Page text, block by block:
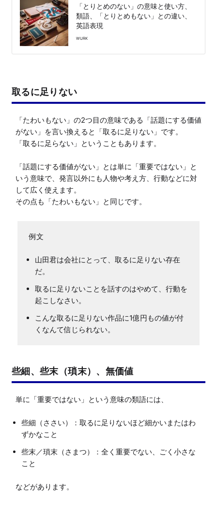
「とりとめのない」の意味と使い方、
類語、「とりとめもない」との違い、
英語表現
WURK
取るに足りない
「たわいもない」の2つ目の意味である「話題にする価値
がない」を言い換えると「取るに足りない」です。
「取るに足らない」ということもあります。
「話題にする価値がない」とは単に「重要ではない」と
いう意味で、発言以外にも人物や考え方、行動などに対
して広く使えます。
その点も「たわいもない」と同じです。
山田君は会社にとって、取るに足りない存在
だ。
取るに足りないことを話すのはやめて、行動を
起こしなさい。
こんな取るに足りない作品に1億円もの値が付
くなんて信じられない。
些細、些末（瑣末）、無価値
些細（ささい）：取るに足りないほど細かいまたはわ
ずかなこと
些末／瑣末（さまつ）：全く重要でない、ごく小さな
こと